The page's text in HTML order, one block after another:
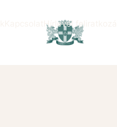
Hírlevél feliratkozás